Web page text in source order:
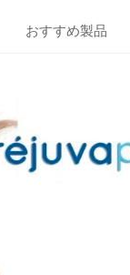
おすすめ製品